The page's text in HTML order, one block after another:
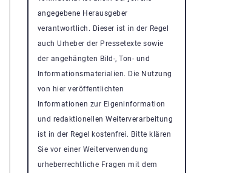
angegebene Herausgeber
verantwortlich. Dieser ist in der Regel
auch Urheber der Pressetexte sowie
der angehängten Bild-, Ton- und
Informationsmaterialien. Die Nutzung
von hier veröffentlichten
Informationen zur Eigeninformation
und redaktionellen Weiterverarbeitung
ist in der Regel kostenfrei. Bitte klären
Sie vor einer Weiterverwendung
urheberrechtliche Fragen mit dem